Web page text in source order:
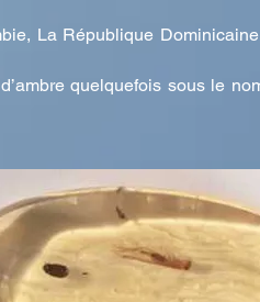
La République
quelquefois sous le